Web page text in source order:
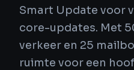
Smart Update voor
core-updates. Met
verkeer en 25
ruimte voor een